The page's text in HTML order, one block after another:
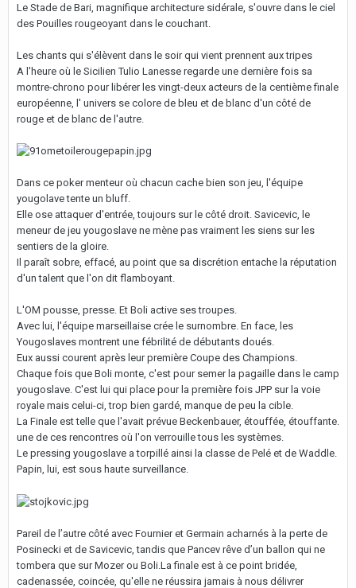
Le Stade de Bari, magnifique architecture sidérale, s'ouvre dans le ciel
des Pouilles rougeoyant dans le couchant.
Les chants qui s'élèvent dans le soir qui vient prennent aux tripes
A l'heure où le Sicilien Tulio Lanesse regarde une dernière fois sa
montre-chrono pour libérer les vingt-deux acteurs de la centième finale
européenne, l' univers se colore de bleu et de blanc d'un côté de
rouge et de blanc de l'autre.
Dans ce poker menteur où chacun cache bien son jeu, l'équipe
yougolave tente un bluff.
Elle ose attaquer d'entrée, toujours sur le côté droit. Savicevic, le
meneur de jeu yougoslave ne mène pas vraiment les siens sur les
sentiers de la gloire.
Il paraît sobre, effacé, au point que sa discrétion entache la réputation
d'un talent que l'on dit flamboyant.
L'OM pousse, presse. Et Boli active ses troupes.
Avec lui, l'équipe marseillaise crée le surnombre. En face, les
Yougoslaves montrent une fébrilité de débutants doués.
Eux aussi courent après leur première Coupe des Champions.
Chaque fois que Boli monte, c'est pour semer la pagaille dans le camp
yougoslave. C'est lui qui place pour la première fois JPP sur la voie
royale mais celui-ci, trop bien gardé, manque de peu la cible.
La Finale est telle que l'avait prévue Beckenbauer, étouffée, étouffante.
une de ces rencontres où l'on verrouille tous les systèmes.
Le pressing yougoslave a torpillé ainsi la classe de Pelé et de Waddle.
Papin, lui, est sous haute surveillance.
Pareil de l’autre côté avec Fournier et Germain acharnés à la perte de
Posinecki et de Savicevic, tandis que Pancev rêve d’un ballon qui ne
tombera que sur Mozer ou Boli.La finale est à ce point bridée,
cadenassée, coincée, qu'elle ne réussira jamais à nous délivrer